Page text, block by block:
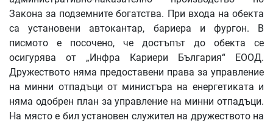
Закона за подземните богатства. При входа на обекта
са установени автокантар, бариера и фургон. В
писмото е посочено, че достъпът до обекта се
осигурява от „Инфра Кариери България“ ЕООД.
Дружеството няма предоставени права за управление
на минни отпадъци от министъра на енергетиката и
няма одобрен план за управление на минни отпадъци.
На място е бил установен служител на дружеството на